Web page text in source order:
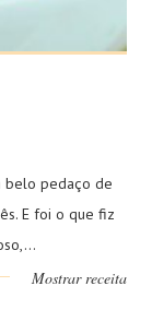
belo pedaço de
E foi o que fiz
Mostrar receita